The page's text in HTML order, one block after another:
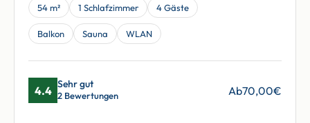
54 m² 1 Schlafzimmer 4 Gäste
Balkon Sauna WLAN
4.4 Sehr gut
2 Bewertungen Ab70,00€